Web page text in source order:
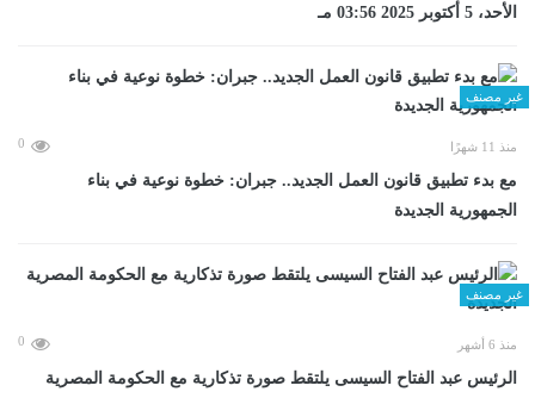
الأحد، 5 أكتوبر 2025 03:56 مـ
غير مصنف
منذ 11 شهرًا 0
مع بدء تطبيق قانون العمل الجديد.. جبران: خطوة نوعية في بناء
الجمهورية الجديدة
غير مصنف
منذ 6 أشهر 0
الرئيس عبد الفتاح السيسى يلتقط صورة تذكارية مع الحكومة المصرية